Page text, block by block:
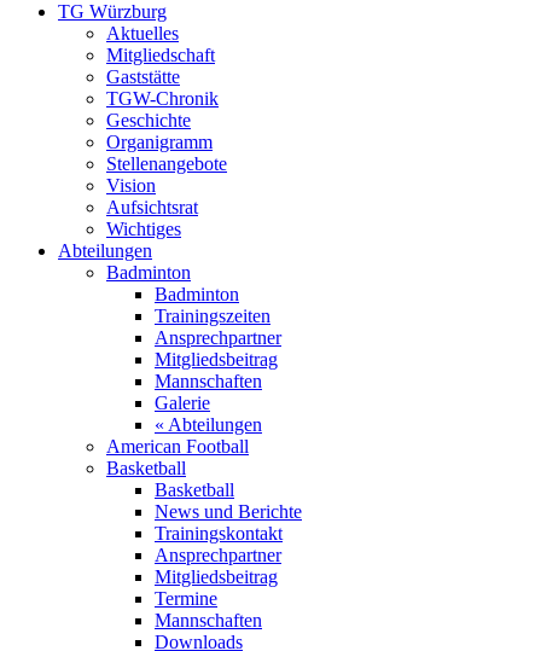
TG Würzburg
Aktuelles
Mitgliedschaft
Gaststätte
TGW-Chronik
Geschichte
Organigramm
Stellenangebote
Vision
Aufsichtsrat
Wichtiges
Abteilungen
Badminton
Badminton
Trainingszeiten
Ansprechpartner
Mitgliedsbeitrag
Mannschaften
Galerie
« Abteilungen
American Football
Basketball
Basketball
News und Berichte
Trainingskontakt
Ansprechpartner
Mitgliedsbeitrag
Termine
Mannschaften
Downloads